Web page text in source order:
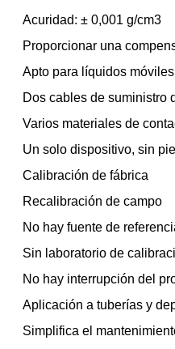
Acuridad: ± 0,001 g/cm3
Proporcionar una
Apto para líquidos
Dos cables de suministro
Varios materiales de
Un solo dispositivo, sin
Calibración de fábrica
Recalibración de campo
No hay fuente de
Sin laboratorio de
No hay interrupción del
Aplicación a tuberías y
Simplifica el